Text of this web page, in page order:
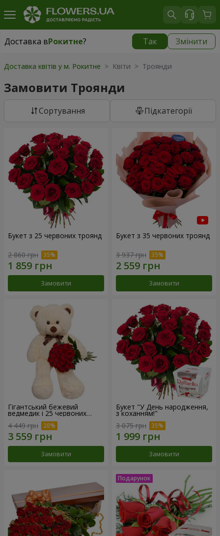
Доставка вРокитне? Так Змінити
Доставка вРокитне|
Доставка квітів у м. Рокитне > Квіти > Троянди
Замовити Троянди
Сортування Підкатегорії
Букет з 25 червоних троянд
2 860 грн
Замовити
Букет з 35 червоних троянд
3 937 грн
Замовити
Гігантський бежевий
ведмедик і 25 червоних
троянд
4 449 грн
Замовити
Букет "У День народження,
з коханням!"
3 075 грн
Замовити